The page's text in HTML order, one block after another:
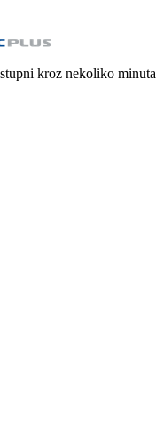
kroz nekoliko minuta